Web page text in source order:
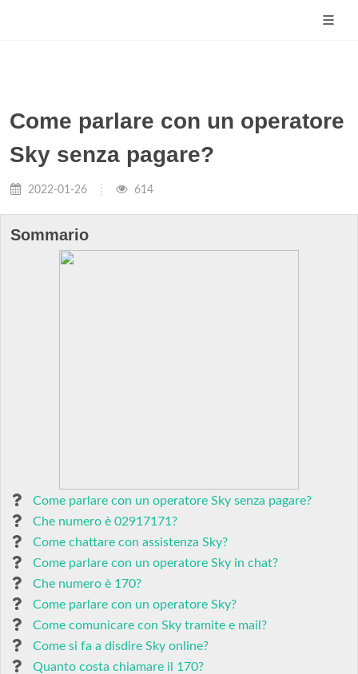
Come parlare con un operatore
Sky senza pagare?
2022-01-26 614
Sommario
Come parlare con un operatore Sky senza pagare?
Che numero è 02917171?
Come chattare con assistenza Sky?
Come parlare con un operatore Sky in chat?
Che numero è 170?
Come parlare con un operatore Sky?
Come comunicare con Sky tramite e mail?
Come si fa a disdire Sky online?
Quanto costa chiamare il 170?